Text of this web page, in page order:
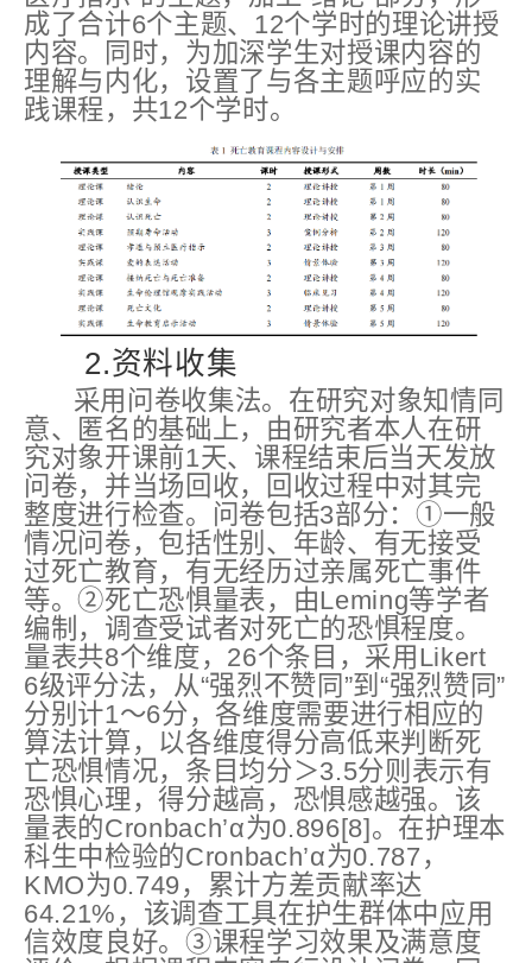
成了合计6个主题、12个学时的理论讲授
内容。同时，为加深学生对授课内容的
理解与内化，设置了与各主题呼应的实
践课程，共12个学时。
2.资料收集
采用问卷收集法。在研究对象知情同
意、匿名的基础上，由研究者本人在研
究对象开课前1天、课程结束后当天发放
问卷，并当场回收，回收过程中对其完
整度进行检查。问卷包括3部分：①一般
情况问卷，包括性别、年龄、有无接受
过死亡教育，有无经历过亲属死亡事件
等。②死亡恐惧量表，由Leming等学者
编制，调查受试者对死亡的恐惧程度。
量表共8个维度，26个条目，采用Likert
6级评分法，从“强烈不赞同”到“强烈赞同”
分别计1～6分，各维度需要进行相应的
算法计算，以各维度得分高低来判断死
亡恐惧情况，条目均分＞3.5分则表示有
恐惧心理，得分越高，恐惧感越强。该
量表的Cronbach’α为0.896[8]。在护理本
科生中检验的Cronbach’α为0.787，
KMO为0.749，累计方差贡献率达
64.21%，该调查工具在护生群体中应用
信效度良好。③课程学习效果及满意度